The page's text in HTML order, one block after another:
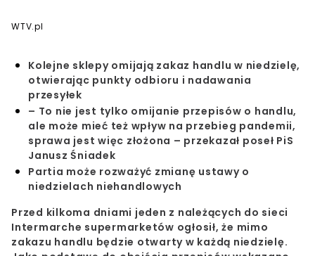
WTV.pl
Kolejne sklepy omijają zakaz handlu w niedzielę,
otwierając punkty odbioru i nadawania
przesyłek
– To nie jest tylko omijanie przepisów o handlu,
ale może mieć też wpływ na przebieg pandemii,
sprawa jest więc złożona – przekazał poseł PiS
Janusz Śniadek
Partia może rozważyć zmianę ustawy o
niedzielach niehandlowych
Przed kilkoma dniami jeden z należących do sieci
Intermarche supermarketów ogłosił, że mimo
zakazu handlu będzie otwarty w każdą niedzielę.